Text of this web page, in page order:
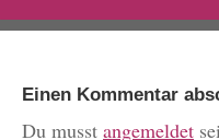
Einen Kommentar
Du musst angemeldet